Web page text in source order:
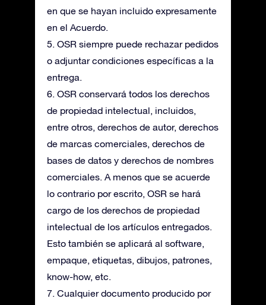
en que se hayan incluido expresamente
en el Acuerdo.
5. OSR siempre puede rechazar pedidos
o adjuntar condiciones específicas a la
entrega.
6. OSR conservará todos los derechos
de propiedad intelectual, incluidos,
entre otros, derechos de autor, derechos
de marcas comerciales, derechos de
bases de datos y derechos de nombres
comerciales. A menos que se acuerde
lo contrario por escrito, OSR se hará
cargo de los derechos de propiedad
intelectual de los artículos entregados.
Esto también se aplicará al software,
empaque, etiquetas, dibujos, patrones,
know-how, etc.
7. Cualquier documento producido por